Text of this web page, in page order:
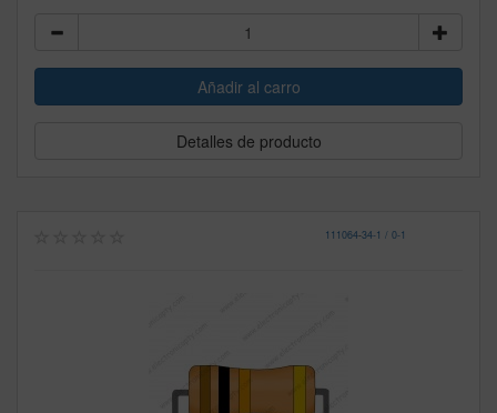
Detalles de producto
111064-34-1 / 0-1